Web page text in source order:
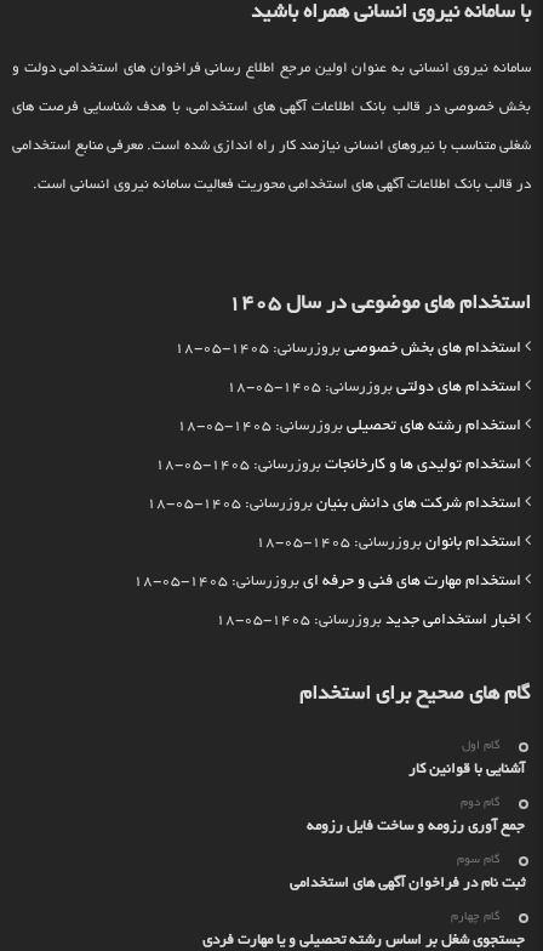
با سامانه نیروی انسانی همراه باشید
سامانه نیروی انسانی به عنوان اولین مرجع اطلاع رسانی فراخوان های استخدامی دولت و
بخش خصوصی در قالب بانک اطلاعات آگهی های استخدامی، با هدف شناسایی فرصت های
شغلی متناسب با نیروهای انسانی نیازمند کار راه اندازی شده است. معرفی منابع استخدامی
در قالب بانک اطلاعات آگهی های استخدامی محوریت فعالیت سامانه نیروی انسانی است.
استخدام های موضوعی در سال 1405
استخدام های بخش خصوصی بروزرسانی: 1405-05-18
استخدام های دولتی بروزرسانی: 1405-05-18
استخدام رشته های تحصیلی بروزرسانی: 1405-05-18
استخدام تولیدی ها و کارخانجات بروزرسانی: 1405-05-18
استخدام شرکت های دانش بنیان بروزرسانی: 1405-05-18
استخدام بانوان بروزرسانی: 1405-05-18
استخدام مهارت های فنی و حرفه ای بروزرسانی: 1405-05-18
اخبار استخدامی جدید بروزرسانی: 1405-05-18
گام های صحیح برای استخدام
گام اول
آشنایی با قوانین کار
گام دوم
جمع آوری رزومه و ساخت فایل رزومه
گام سوم
ثبت نام در فراخوان آگهی های استخدامی
گام چهارم
جستجوی شغل بر اساس رشته تحصیلی و یا مهارت فردی